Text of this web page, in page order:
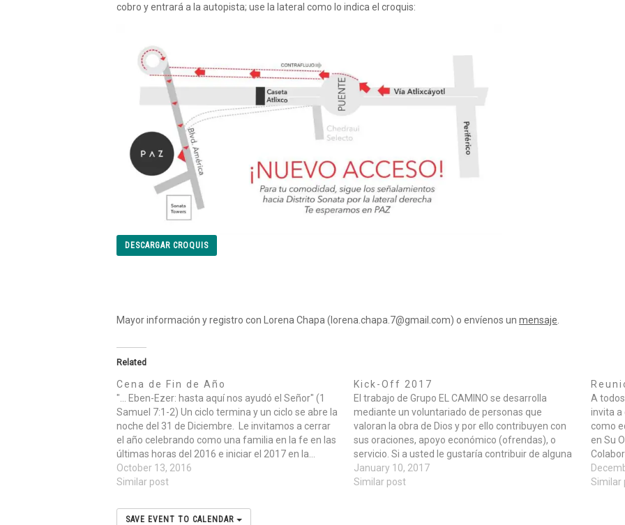
cobro y entrará a la autopista; use la lateral como lo indica el croquis:
DESCARGAR CROQUIS
Mayor información y registro con Lorena Chapa (lorena.chapa.7@gmail.com) o envíenos un mensaje
Related
Cena de Fin de Año
"... Eben-Ezer: hasta aquí nos ayudó el Señor" (1
Samuel 7:1-2) Un ciclo termina y un ciclo se abre la
noche del 31 de Diciembre. Le invitamos a cerrar
el año celebrando como una familia en la fe en las
últimas horas del 2016 e iniciar el 2017 en la…
October 13, 2016
Similar post
Kick-Off 2017
El trabajo de Grupo EL CAMINO se desarrolla
mediante un voluntariado de personas que
valoran la obra de Dios y por ello contribuyen con
sus oraciones, apoyo económico (ofrendas), o
servicio. Si a usted le gustaría contribuir de alguna
manera en el 2107, le invitamos a esta jornada de
"Kick-Off 2017" de 9:30 am…
January 10, 2017
Similar post
A
invita a
como
en Su
su…
Similar
SAVE EVENT TO CALENDAR